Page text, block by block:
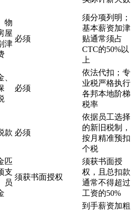
物
屋
津
必须
须分项列明；
基本薪资加津
贴通常须占
CTC的50%以
上
必须
依法代扣；专
业税严格执行
各邦本地阶梯
税率
款 必须
依据员工选择
的新旧税制，
按月精准预扣
个税
匹
支
员
须获书面授权
须获书面授
权，且总扣款
通常不得超过
工资的50%
到手薪资加粗